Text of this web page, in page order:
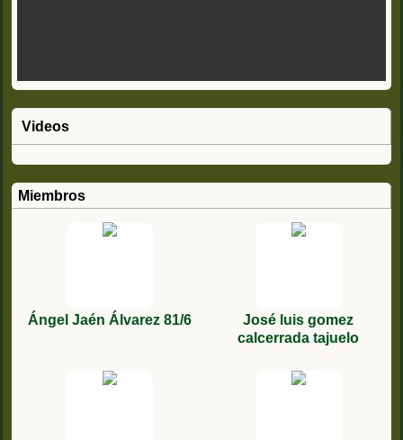
Videos
Miembros
Ángel Jaén Álvarez 81/6
José luis gomez
calcerrada tajuelo